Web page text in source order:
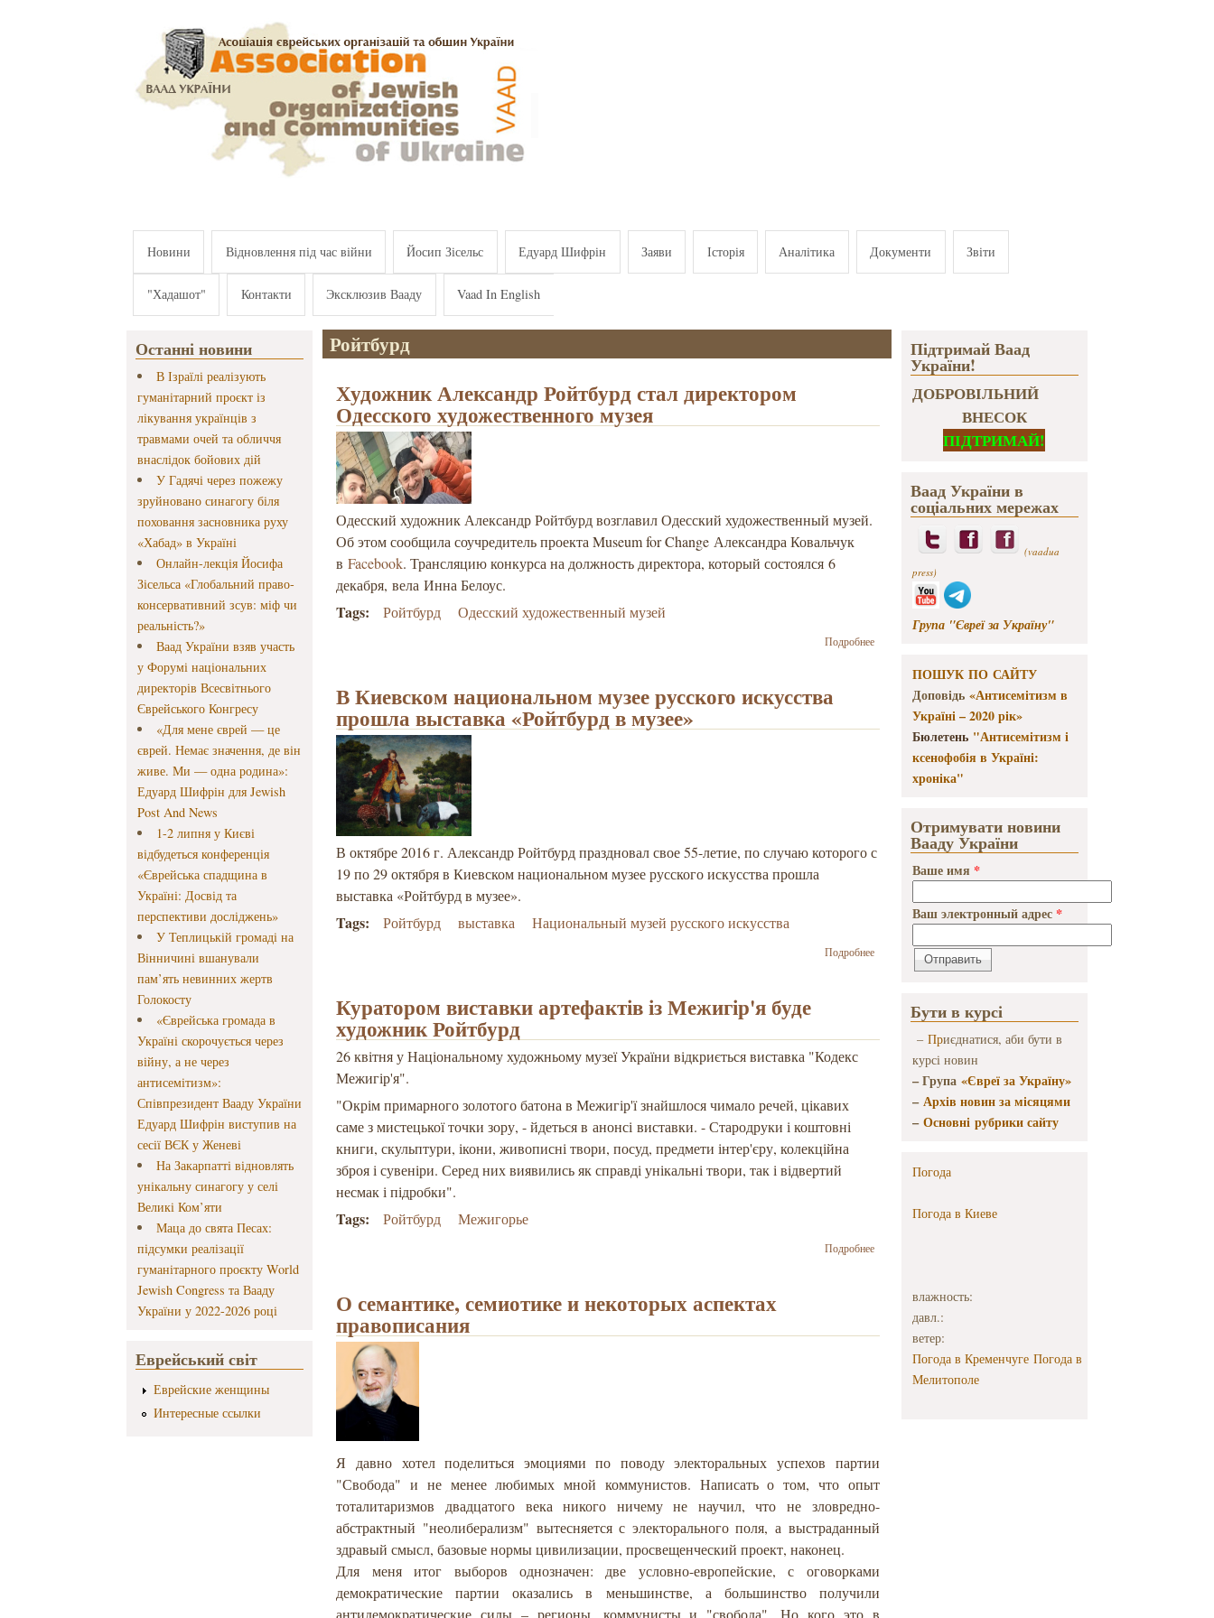
Новини Відновлення під час війни Йосип Зісельс Едуард Шифрін Заяви Історія Аналітика Документи Звіти
"Хадашот" Контакти Эксклюзив Вааду Vaad In English
Останні новини
В Ізраїлі реалізують
гуманітарний проєкт із
лікування українців з
травмами очей та обличчя
внаслідок бойових дій
У Гадячі через пожежу
зруйновано синагогу біля
поховання засновника руху
«Хабад» в Україні
Онлайн-лекція Йосифа
Зісельса «Глобальний право-
консервативний зсув: міф чи
реальність?»
Ваад України взяв участь
у Форумі національних
директорів Всесвітнього
Єврейського Конгресу
«Для мене єврей — це
єврей. Немає значення, де він
живе. Ми — одна родина»:
Едуард Шифрін для Jewish
Post And News
1-2 липня у Києві
відбудеться конференція
«Єврейська спадщина в
Україні: Досвід та
перспективи досліджень»
У Теплицькій громаді на
Вінничині вшанували
пам’ять невинних жертв
Голокосту
«Єврейська громада в
Україні скорочується через
війну, а не через
антисемітизм»:
Співпрезидент Вааду України
Едуард Шифрін виступив на
сесії ВЄК у Женеві
На Закарпатті відновлять
унікальну синагогу у селі
Великі Ком’яти
Маца до свята Песах:
підсумки реалізації
гуманітарного проєкту World
Jewish Congress та Вааду
України у 2022-2026 році
Еврейський світ
Еврейские женщины
Интересные ссылки
Ройтбурд
Художник Александр Ройтбурд стал директором
Одесского художественного музея
Одесский художник Александр Ройтбурд возглавил Одесский художественный музей.
Об этом сообщила соучредитель проекта Museum for Change Александра Ковальчук
вFacebook. Трансляцию конкурса на должность директора, который состоялся 6
декабря, вела Инна Белоус.
Tags: Ройтбурд Одесский художественный музей
Подробнеео Художник
Ройтбурд стал
Одесского
художественного
В Киевском национальном музее русского искусства
прошла выставка «Ройтбурд в музее»
В октябре 2016 г. Александр Ройтбурд праздновал свое 55-летие, по случаю которого с
19 по 29 октября в Киевском национальном музее русского искусства прошла
выставка «Ройтбурд в музее».
Tags: Ройтбурд выставка Национальный музей русского искусства
Подробнеео В Киевском
национальном
искусства
«Ройтбурд в
Куратором виставки артефактів із Межигір'я буде
художник Ройтбурд
26 квітня у Національному художньому музеї України відкриється виставка "Кодекс
Межигір'я".
"Окрім примарного золотого батона в Межигір'ї знайшлося чимало речей, цікавих
саме з мистецької точки зору, - йдеться в анонсі виставки. - Стародруки і коштовні
книги, скульптури, ікони, живописні твори, посуд, предмети інтер'єру, колекційна
зброя і сувеніри. Серед них виявились як справді унікальні твори, так і відвертий
несмак і підробки".
Tags: Ройтбурд Межигорье
Подробнеео
артефактів
Межигір'я
художник
Ройтбурд
О семантике, семиотике и некоторых аспектах
правописания
Я давно хотел поделиться эмоциями по поводу электоральных успехов партии
"Свобода" и не менее любимых мной коммунистов. Написать о том, что опыт
тоталитаризмов двадцатого века никого ничему не научил, что не зловредно-
абстрактный "неолиберализм" вытесняется с электорального поля, а выстраданный
здравый смысл, базовые нормы цивилизации, просвещенческий проект, наконец.
Для меня итог выборов однозначен: две условно-европейские, с оговорками
демократические партии оказались в меньшинстве, а большинство получили
антидемократические силы – регионы, коммунисты и "свобода". Но кого это в
Підтримай Ваад
України!
ДОБРОВІЛЬНИЙ
ВНЕСОК
ПІДТРИМАЙ!
Ваад України в
соціальних мережах
(vaadua
press)
Група "Євреї за Україну"
ПОШУК ПО САЙТУ
Доповідь «Антисемітизм в
Україні – 2020 рік»
Бюлетень "Антисемітизм і
ксенофобія в Україні:
хроніка"
Отримувати новини
Вааду України
Ваше имя *
Ваш электронный адрес *
Бути в курсі
– Приєднатися, аби бути в
курсі новин
– Група «Євреї за Україну»
–Архів новин за місяцями
–Основні рубрики сайту
Погода
Погода в Киеве
влажность:
давл.:
ветер:
Погода в Кременчуге Погода в
Мелитополе